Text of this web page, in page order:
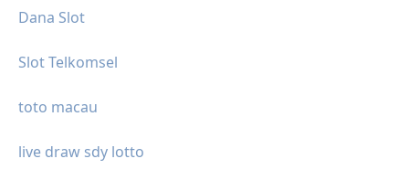
Dana Slot
Slot Telkomsel
toto macau
live draw sdy lotto